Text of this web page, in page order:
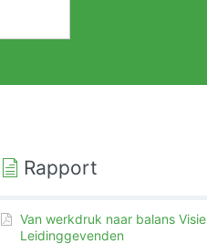
Rapport
Van werkdruk naar balans
Leidinggevenden